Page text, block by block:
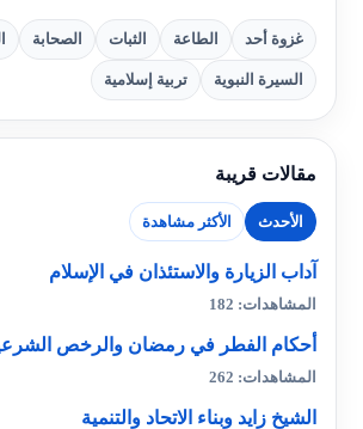
غزوة أحد الطاعة الثبات الصحابة
السيرة النبوية تربية إسلامية
مقالات قريبة
الأحدث الأكثر مشاهدة
آداب الزيارة والاستئذان في الإسلام
المشاهدات: 182
أحكام الفطر في رمضان والرخص
المشاهدات: 262
الشيخ زايد وبناء الاتحاد والتنمية